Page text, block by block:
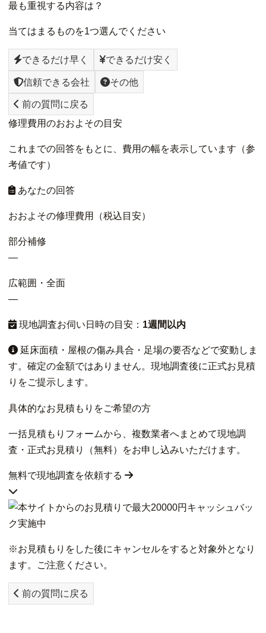
最も重視する内容は？
当てはまるものを1つ選んでください
できるだけ早く できるだけ安く
信頼できる会社 その他
前の質問に戻る
修理費用のおおよその目安
これまでの回答をもとに、費用の幅を表示しています（参
考値です）
あなたの回答
おおよその修理費用（税込目安）
部分補修
—
広範囲・全面
—
現地調査お伺い日時の目安： 1週間以内
延床面積・屋根の傷み具合・足場の要否などで変動しま
す。確定の金額ではありません。現地調査後に正式お見積
りをご提示します。
具体的なお見積もりをご希望の方
一括見積もりフォームから、複数業者へまとめて現地調
査・正式お見積り（無料）をお申し込みいただけます。
無料で現地調査を依頼する
※お見積もりをした後にキャンセルをすると対象外となり
ます。ご注意ください。
前の質問に戻る